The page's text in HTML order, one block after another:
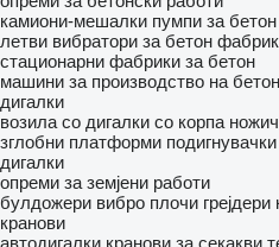
камиони-мешалки пумпи за бетон
летви вибратори за бетон
стационарни фабрики за бетон
машини за производство на
дигалки
возила со дигалки со корпа
зглобни платформи
дигалки
опреми за земјени работи
булдожери вибро плочи грејдери
кранови
автодигалки кранови за секакви